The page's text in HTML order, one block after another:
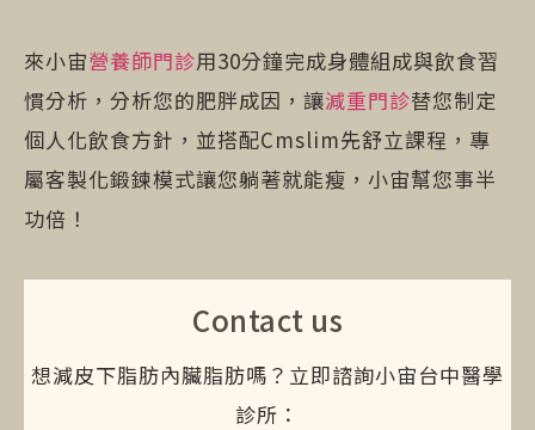
來小宙營養師門診用30分鐘完成身體組成與飲食習
慣分析，分析您的肥胖成因，讓減重門診替您制定
個人化飲食方針，並搭配Cmslim先舒立課程，專
屬客製化鍛鍊模式讓您躺著就能瘦，小宙幫您事半
功倍！
Contact us
想減皮下脂肪內臟脂肪嗎？立即諮詢小宙台中醫學
診所：